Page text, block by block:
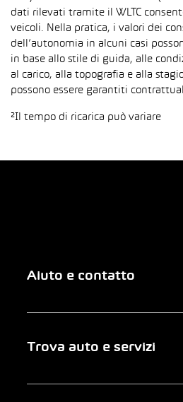
dati rilevati tramite il WLTC
veicoli. Nella pratica, i valori dei
dell’autonomia in alcuni casi
in base allo stile di guida, alle
al carico, alla topografia e alla
possono essere garantiti
²Il tempo di ricarica può variare
Aiuto e contatto
Trova auto e servizi